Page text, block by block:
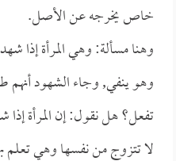
خاص يخرجه عن الأصل.
وهنا مسألة: وهي المرأة إذا
وهو ينفي, وجاء الشهود أنهم
تفعل؟ هل نقول: إن المرأة
لا تتزوج من نفسها وهي تعلم